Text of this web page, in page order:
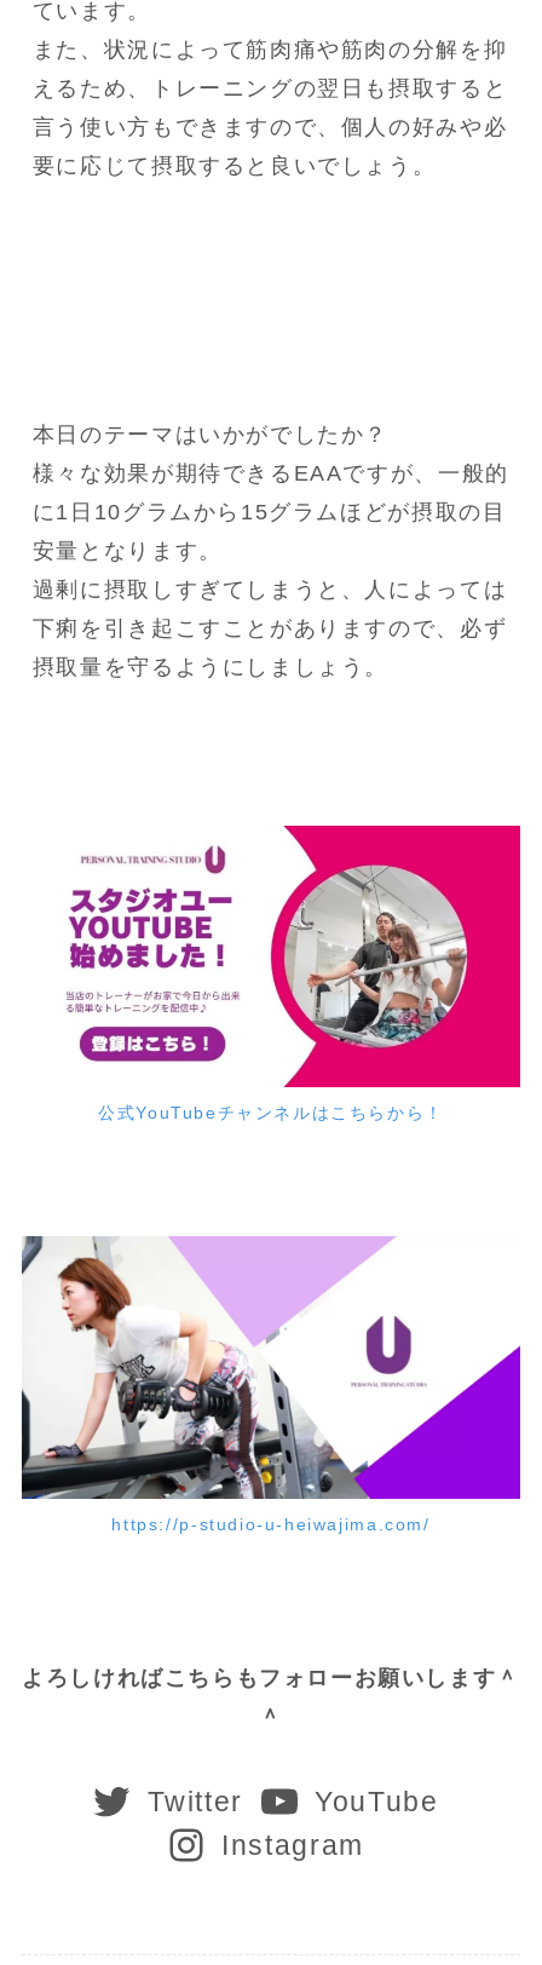
ています。
また、状況によって筋肉痛や筋肉の分解を抑
えるため、トレーニングの翌日も摂取すると
言う使い方もできますので、個人の好みや必
要に応じて摂取すると良いでしょう。
本日のテーマはいかがでしたか？
様々な効果が期待できるEAAですが、一般的
に1日10グラムから15グラムほどが摂取の目
安量となります。
過剰に摂取しすぎてしまうと、人によっては
下痢を引き起こすことがありますので、必ず
摂取量を守るようにしましょう。
公式YouTubeチャンネルはこちらから！
https://p-studio-u-heiwajima.com/
よろしければこちらもフォローお願いします＾
＾
Twitter
YouTube
Instagram